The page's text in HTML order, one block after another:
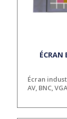
ÉCRAN
Écran
AV, BNC,